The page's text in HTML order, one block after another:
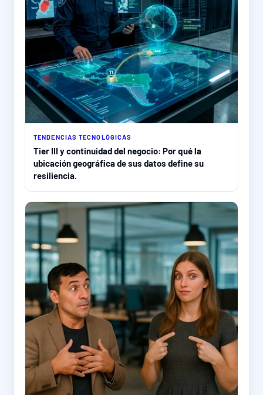
TENDENCIAS TECNOLÓGICAS
Tier III y continuidad del negocio: Por qué la
ubicación geográfica de sus datos define su
resiliencia.